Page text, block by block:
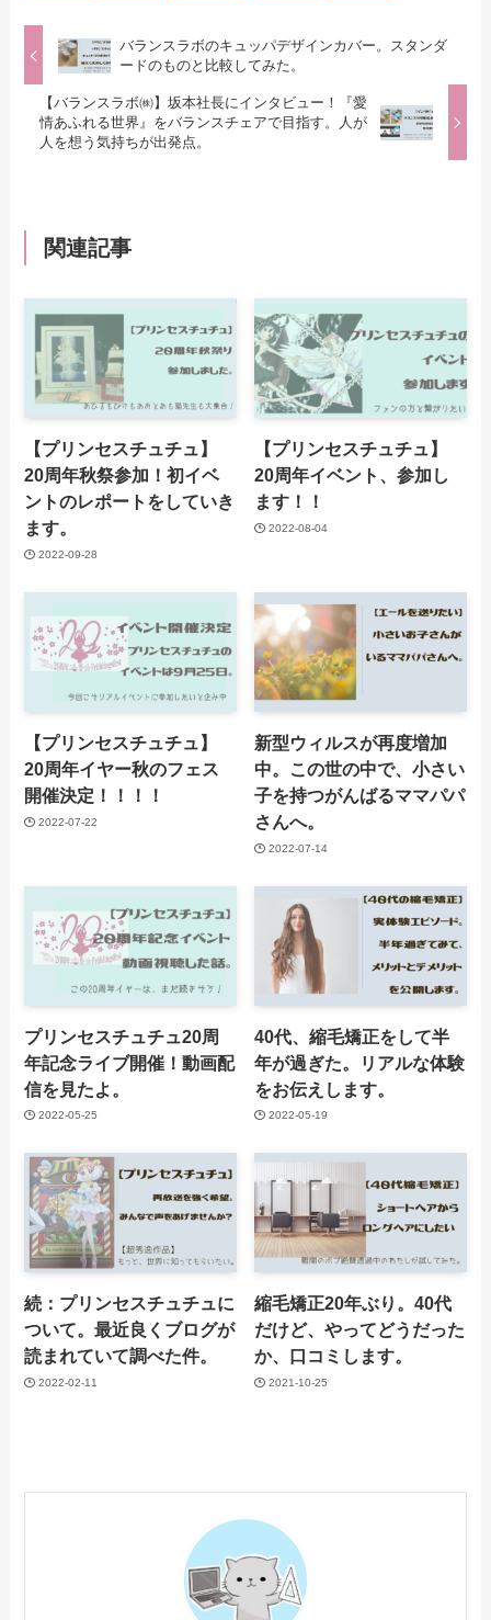
バランスラボのキュッパデザインカバー。スタンダ
ードのものと比較してみた。
【バランスラボ㈱】坂本社長にインタビュー！『愛
情あふれる世界』をバランスチェアで目指す。人が
人を想う気持ちが出発点。
関連記事
【プリンセスチュチュ】
20周年秋祭参加！初イベ
ントのレポートをしていき
ます。
2022-09-28
【プリンセスチュチュ】
20周年イベント、参加し
ます！！
2022-08-04
【プリンセスチュチュ】
20周年イヤー秋のフェス
開催決定！！！！
2022-07-22
新型ウィルスが再度増加
中。この世の中で、小さい
子を持つがんばるママパパ
さんへ。
2022-07-14
プリンセスチュチュ20周
年記念ライブ開催！動画配
信を見たよ。
2022-05-25
40代、縮毛矯正をして半
年が過ぎた。リアルな体験
をお伝えします。
2022-05-19
続：プリンセスチュチュに
ついて。最近良くブログが
読まれていて調べた件。
2022-02-11
縮毛矯正20年ぶり。40代
だけど、やってどうだった
か、口コミします。
2021-10-25